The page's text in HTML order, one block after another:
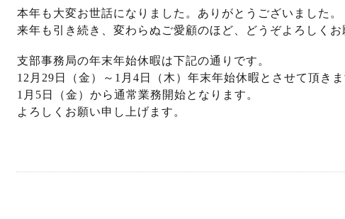
本年も大変お世話になりました。ありがとうございました。
来年も引き続き、変わらぬご愛顧のほど、どうぞよろしくお
支部事務局の年末年始休暇は下記の通りです。
12月29日（金）～1月4日（木）年末年始休暇とさせて頂きま
1月5日（金）から通常業務開始となります。
よろしくお願い申し上げます。